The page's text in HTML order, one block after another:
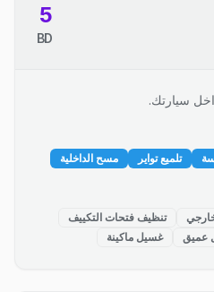
5
BD
سيارتك.
تلميع تواير مسح الداخلية
تنظيف فتحات التكييف
عميق غسيل ماكينة